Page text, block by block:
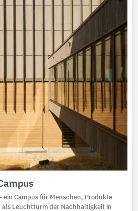
ein Campus für Menschen, Produkte
als Leuchtturm der Nachhaltigkeit in